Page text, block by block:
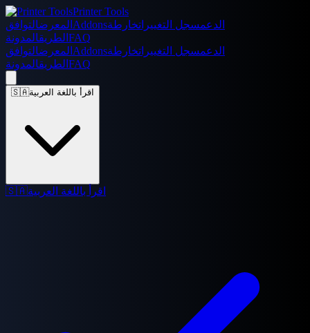
Printer Tools
المعرضالتوافق Addons الدعمسجل التغييراتخارطة
الطريقالمدونة
FAQ
المعرضالتوافق Addons الدعمسجل التغييراتخارطة
الطريقالمدونة FAQ
🇸🇦اقرأ باللغة العربية
🇸🇦اقرأ باللغة العربية